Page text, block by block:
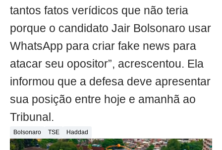
tantos fatos verídicos que não teria
porque o candidato Jair Bolsonaro usar
WhatsApp para criar fake news para
atacar seu opositor”, acrescentou. Ela
informou que a defesa deve apresentar
sua posição entre hoje e amanhã ao
Tribunal.
Bolsonaro TSE Haddad